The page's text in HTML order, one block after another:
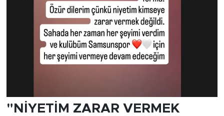
"NİYETİM ZARAR VERMEK